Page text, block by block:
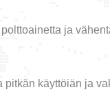
ja
pitkän käyttöiän ja